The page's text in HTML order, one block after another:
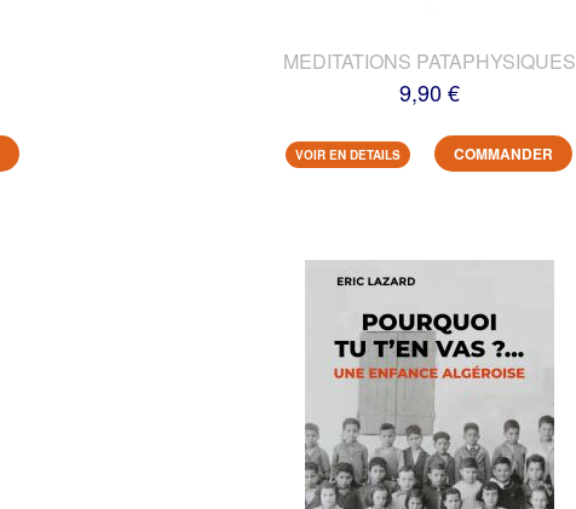
MEDITATIONS PATAPHYSIQUES
9,90 €
VOIR EN DETAILS COMMANDER